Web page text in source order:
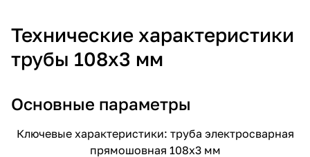
Технические характеристики
трубы 108х3 мм
Основные параметры
Ключевые характеристики: труба электросварная
прямошовная 108х3 мм